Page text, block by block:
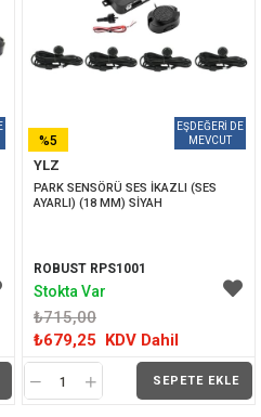
YLZ
PARK SENSÖRÜ SES İKAZLI (SES
AYARLI) (18 MM) SİYAH
ROBUST RPS1001
₺715,00
₺679,25 KDV Dahil
SEPETE EKLE
%5
İNDIRIM
Stokta Var